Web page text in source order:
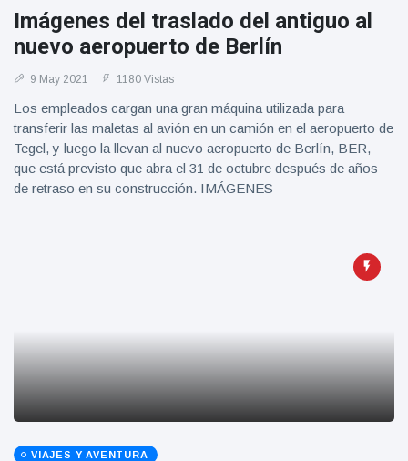
Imágenes del traslado del antiguo al
nuevo aeropuerto de Berlín
9 May 2021 1180 Vistas
Los empleados cargan una gran máquina utilizada para
transferir las maletas al avión en un camión en el aeropuerto de
Tegel, y luego la llevan al nuevo aeropuerto de Berlín, BER,
que está previsto que abra el 31 de octubre después de años
de retraso en su construcción. IMÁGENES
VIAJES Y AVENTURA